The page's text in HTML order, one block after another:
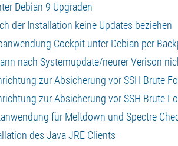
Debian 9 Upgraden
der Installation keine Updates beziehen
Cockpit unter Debian per
nach Systemupdate/neurer Verison
zur Absicherung vor SSH Brute
zur Absicherung vor SSH Brute
für Meltdown und Spectre
des Java JRE Clients